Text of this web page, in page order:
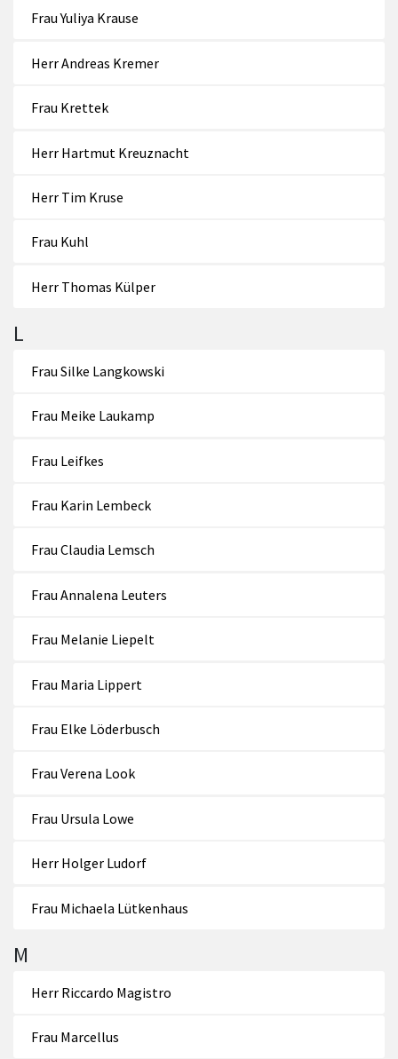
Frau Yuliya Krause
Herr Andreas Kremer
Frau Krettek
Herr Hartmut Kreuznacht
Herr Tim Kruse
Frau Kuhl
Herr Thomas Külper
L
Frau Silke Langkowski
Frau Meike Laukamp
Frau Leifkes
Frau Karin Lembeck
Frau Claudia Lemsch
Frau Annalena Leuters
Frau Melanie Liepelt
Frau Maria Lippert
Frau Elke Löderbusch
Frau Verena Look
Frau Ursula Lowe
Herr Holger Ludorf
Frau Michaela Lütkenhaus
M
Herr Riccardo Magistro
Frau Marcellus